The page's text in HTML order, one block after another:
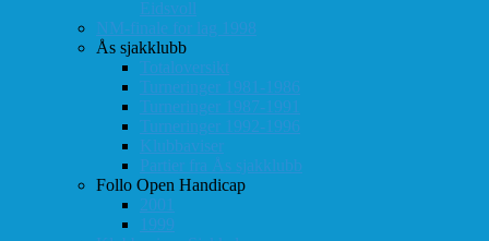
Eidsvoll
NM-finale for lag 1998
Ås sjakklubb
Totaloversikt
Turneringer 1981-1986
Turneringer 1987-1991
Turneringer 1992-1996
Klubbaviser
Partier fra Ås sjakklubb
Follo Open Handicap
2001
1999